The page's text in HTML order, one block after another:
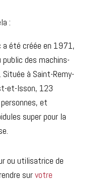
:
a été créée en 1971,
public des machins-
à Saint-Remy-
et-Isson, 123
et
super pour la
ou utilisatrice de
survotre